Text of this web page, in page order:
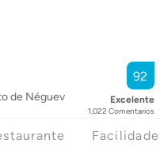
de Néguev
92
Excelente
1,022 Comentarios